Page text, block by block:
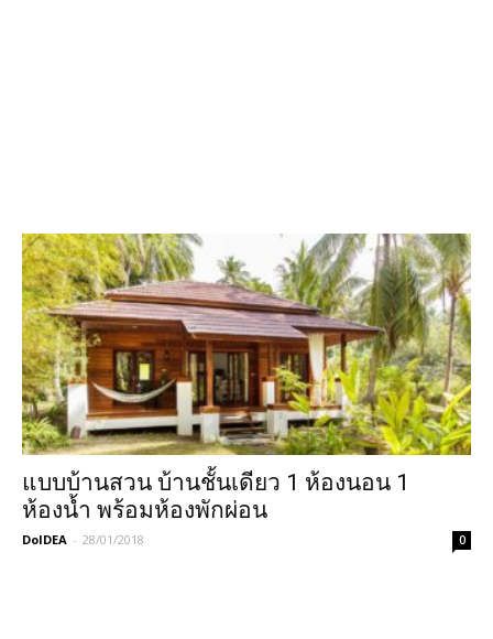
แบบบ้านสวน บ้านชั้นเดียว 1 ห้องนอน 1
ห้องน้ำ พร้อมห้องพักผ่อน
DoIDEA - 28/01/2018 0